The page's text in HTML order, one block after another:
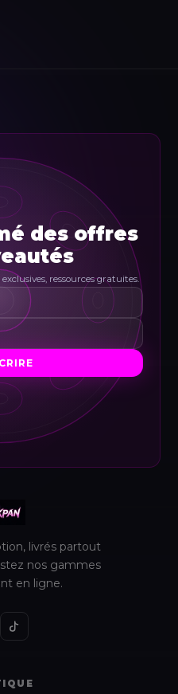
des offres
ressources gratuites.
livrés partout
nos gammes
en ligne.